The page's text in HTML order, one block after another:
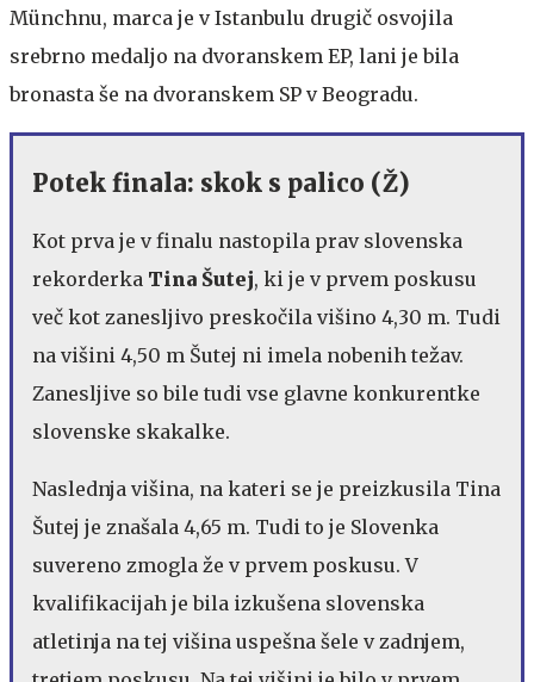
Münchnu, marca je v Istanbulu drugič osvojila
srebrno medaljo na dvoranskem EP, lani je bila
bronasta še na dvoranskem SP v Beogradu.
Potek finala: skok s palico (Ž)
Kot prva je v finalu nastopila prav slovenska
rekorderka Tina Šutej, ki je v prvem poskusu
več kot zanesljivo preskočila višino 4,30 m. Tudi
na višini 4,50 m Šutej ni imela nobenih težav.
Zanesljive so bile tudi vse glavne konkurentke
slovenske skakalke.
Naslednja višina, na kateri se je preizkusila Tina
Šutej je znašala 4,65 m. Tudi to je Slovenka
suvereno zmogla že v prvem poskusu. V
kvalifikacijah je bila izkušena slovenska
atletinja na tej višina uspešna šele v zadnjem,